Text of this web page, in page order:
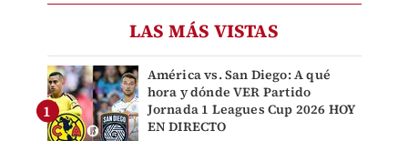
LAS MÁS VISTAS
América vs. San Diego: A qué
hora y dónde VER Partido
Jornada 1 Leagues Cup 2026 HOY
EN DIRECTO